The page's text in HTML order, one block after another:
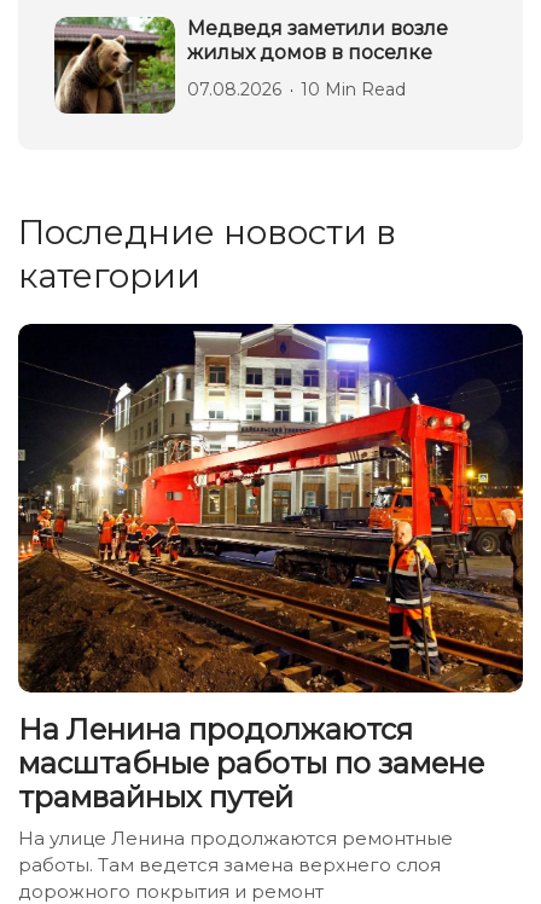
Медведя заметили возле
жилых домов в поселке
07.08.2026 10 Min Read
Последние новости в
категории
На Ленина продолжаются
масштабные работы по замене
трамвайных путей
На улице Ленина продолжаются ремонтные
работы. Там ведется замена верхнего слоя
дорожного покрытия и ремонт